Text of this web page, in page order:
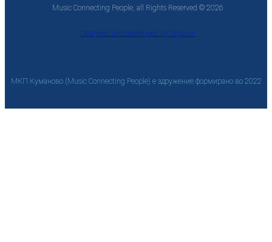
Music Connecting People, all Rights Reserved © 2026
Designed and developed by Signum
МКП Куманово (Music Connecting People) е здружение формирано во 2022